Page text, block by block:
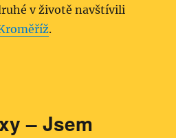
v životě navštívili
.
– Jsem